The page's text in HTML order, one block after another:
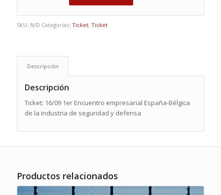
SKU: N/D Categorías: Ticket, Ticket
Descripción
Descripción
Ticket: 16/09 1er Encuentro empresarial España-Bélgica
de la industria de seguridad y defensa
Productos relacionados